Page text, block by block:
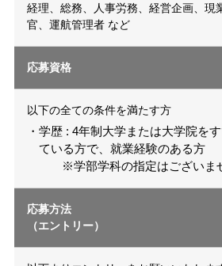
経理、総務、人事労務、経営企画、現
官、運航管理者 など
応募資格
以下の全ての条件を満たす方
・学歴 : 4年制大学または大学院を
ている方で、就業経験のある方
※学部学科の指定はございま
応募方法
（エントリー）